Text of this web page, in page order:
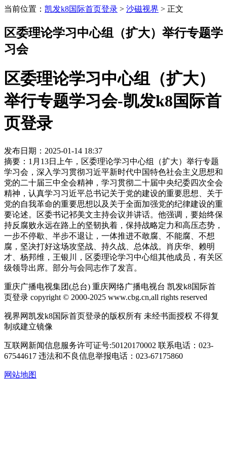
当前位置： 凯发k8国际首页登录 > 沙磁视界 > 正文
区委理论学习中心组（扩大）举行专题学
习会
区委理论学习中心组（扩大）
举行专题学习会-凯发k8国际首
页登录
发布日期：2025-01-14 18:37
摘要：1月13日上午，区委理论学习中心组（扩大）举行专题
学习会，深入学习贯彻习近平新时代中国特色社会主义思想和
党的二十届三中全会精神，学习贯彻二十届中央纪委四次全会
精神，认真学习习近平总书记关于党的建设的重要思想、关于
党的自我革命的重要思想以及关于全面加强党的纪律建设的重
要论述。区委书记祁美文主持会议并讲话。他强调，要始终保
持反腐败永远在路上的坚韧执着，保持战略定力和高压态势，
一步不停歇、半步不退让，一体推进不敢腐、不能腐、不想
腐，坚决打好这场攻坚战、持久战、总体战。肖庆华、赖明
才、杨邦维，王银川，区委理论学习中心组其他成员，有关区
级领导出席。部分与会同志作了发言。
重庆广播电视集团(总台) 重庆网络广播电视台 凯发k8国际首
页登录 copyright © 2000-2025 www.cbg.cn,all rights reserved
视界网凯发k8国际首页登录的版权所有 未经书面授权 不得复
制或建立镜像
互联网新闻信息服务许可证号:50120170002 联系电话：023-
67544617 违法和不良信息举报电话：023-67175860
网站地图